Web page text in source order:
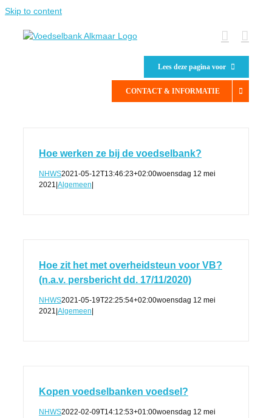
Skip to content
Lees deze pagina voor
CONTACT & INFORMATIE
Hoe werken ze bij de voedselbank?
NHWS2021-05-12T13:46:23+02:00woensdag 12 mei
2021 Algemeen
Hoe zit het met overheidsteun voor VB?
(n.a.v. persbericht dd. 17/11/2020)
NHWS2021-05-19T22:25:54+02:00woensdag 12 mei
2021 Algemeen
Kopen voedselbanken voedsel?
NHWS2022-02-09T14:12:53+01:00woensdag 12 mei